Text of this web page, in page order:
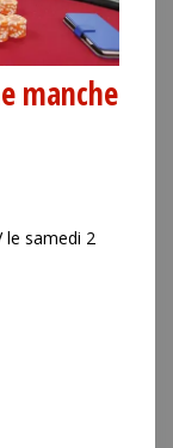
manche
le samedi 2